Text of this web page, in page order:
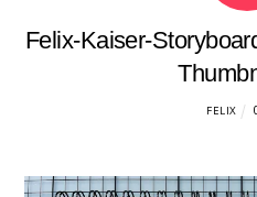
Felix-Kaiser-
FELIX